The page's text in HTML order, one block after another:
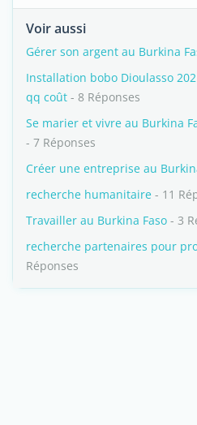
Voir aussi
Gérer son argent au Burkina
Installation bobo Dioulasso
qq coût - 8 Réponses
Se marier et vivre au Burkina
- 7 Réponses
Créer une entreprise au
recherche humanitaire - 11
Travailler au Burkina Faso - 3
recherche partenaires pour
Réponses